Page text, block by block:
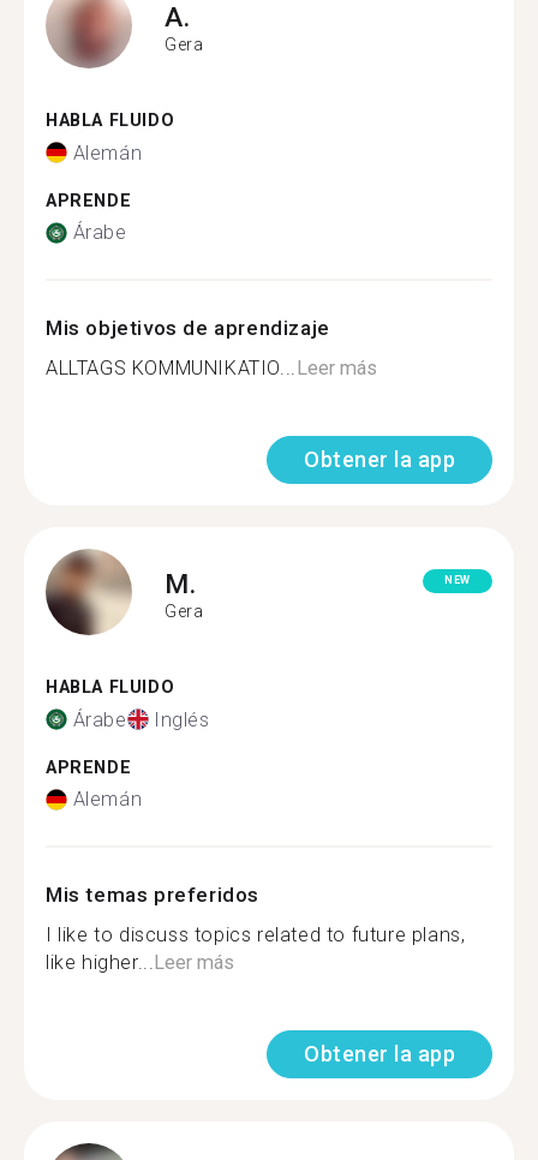
A.
Gera
HABLA FLUIDO
Alemán
APRENDE
Árabe
Mis objetivos de aprendizaje
ALLTAGS KOMMUNIKATIO...Leer más
Obtener la app
M.
Gera
NEW
HABLA FLUIDO
Árabe Inglés
APRENDE
Alemán
Mis temas preferidos
I like to discuss topics related to future plans,
like higher...Leer más
Obtener la app